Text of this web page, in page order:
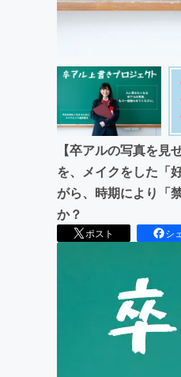
【卒アルの写真を
を、メイクをした「
がら、時期により「
か？
ポスト シ